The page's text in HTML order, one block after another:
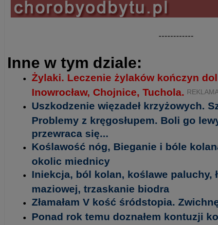
------------
Inne w tym dziale:
Żylaki. Leczenie żylaków kończyn
Inowrocław, Chojnice, Tuchola.
Uszkodzenie więzadeł krzyżowych.
Problemy z kręgosłupem. Boli go
przewraca się...
Koślawość nóg, Bieganie i bóle
okolic miednicy
Iniekcja, ból kolan, koślawe paluchy,
maziowej, trzaskanie biodra
Złamałam V kość śródstopia.
Ponad rok temu doznałem kontuzji